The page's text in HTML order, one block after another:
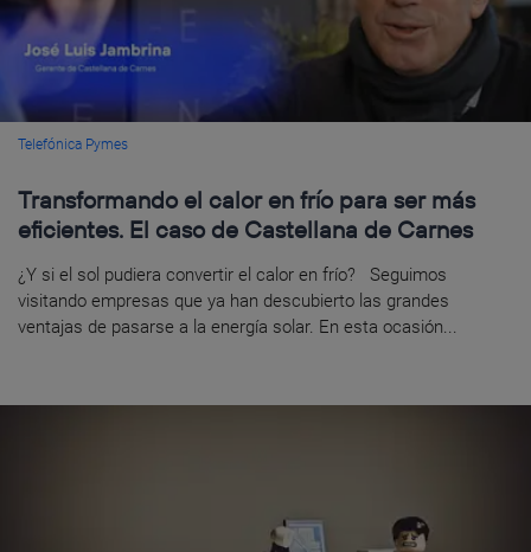
Telefónica Pymes
Transformando el calor en frío para ser más
eficientes. El caso de Castellana de Carnes
¿Y si el sol pudiera convertir el calor en frío? Seguimos
visitando empresas que ya han descubierto las grandes
ventajas de pasarse a la energía solar. En esta ocasión...